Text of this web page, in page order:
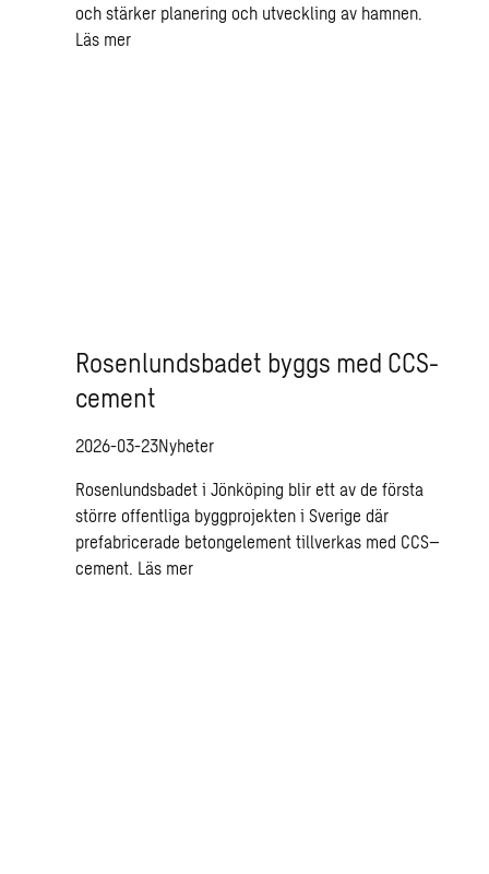
och stärker planering och utveckling av hamnen.
Läs mer
Rosenlundsbadet byggs med CCS-
cement
2026-03-23Nyheter
Rosenlundsbadet i Jönköping blir ett av de första
större offentliga byggprojekten i Sverige där
prefabricerade betongelement tillverkas med CCS–
cement. Läs mer